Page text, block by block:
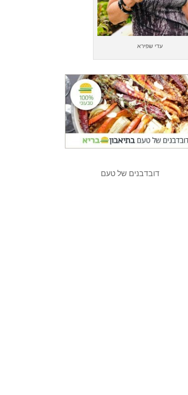
עדי שפירא
‏דובדבנים של טעם‏